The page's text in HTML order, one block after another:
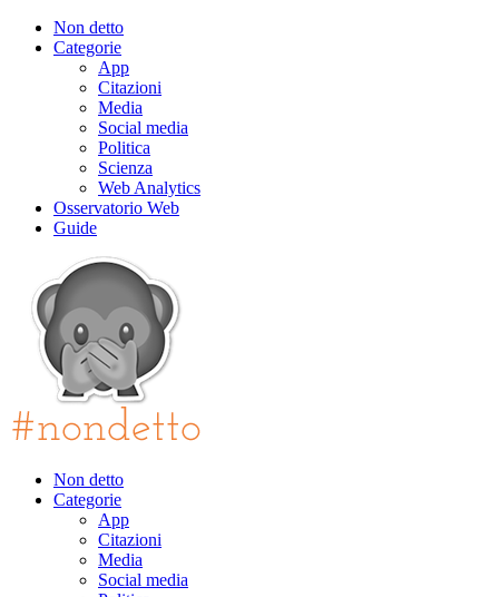
Non detto
Categorie
App
Citazioni
Media
Social media
Politica
Scienza
Web Analytics
Osservatorio Web
Guide
Non detto
Categorie
App
Citazioni
Media
Social media